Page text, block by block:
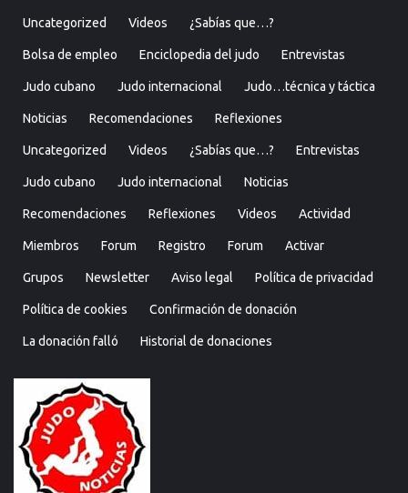
Uncategorized Videos ¿Sabías que…?
Bolsa de empleo Enciclopedia del judo Entrevistas
Judo cubano Judo internacional Judo…técnica y táctica
Noticias Recomendaciones Reflexiones
Uncategorized Videos ¿Sabías que…? Entrevistas
Judo cubano Judo internacional Noticias
Recomendaciones Reflexiones Videos Actividad
Miembros Forum Registro Forum Activar
Grupos Newsletter Aviso legal Política de privacidad
Política de cookies Confirmación de donación
La donación falló Historial de donaciones